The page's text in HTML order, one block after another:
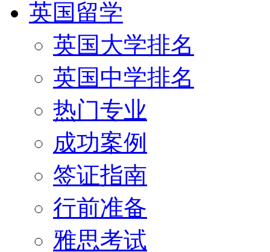
英国留学
英国大学排名
英国中学排名
热门专业
成功案例
签证指南
行前准备
雅思考试